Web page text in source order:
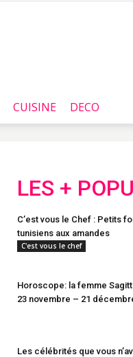
CUISINE DECO
LES +
C’est vous le Chef : Petits
tunisiens aux amandes
C'est vous le chef
Horoscope: la femme
23 novembre – 21
Les célébrités que vous